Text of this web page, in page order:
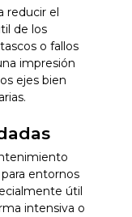
reducir el
de los
o fallos
impresión
ejes bien
entornos
útil
intensiva o